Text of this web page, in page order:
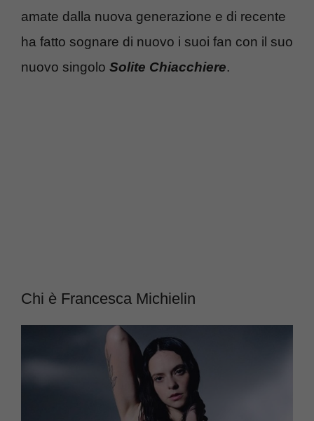
amate dalla nuova generazione e di recente
ha fatto sognare di nuovo i suoi fan con il suo
nuovo singolo Solite Chiacchiere.
Chi è Francesca Michielin